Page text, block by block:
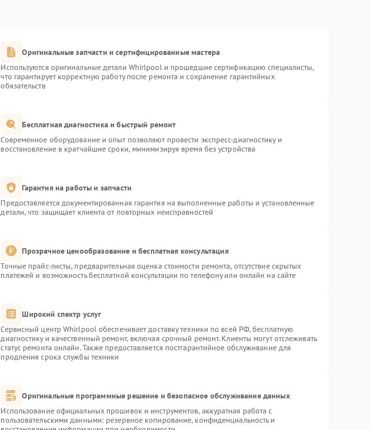
Оригинальные запчасти и сертифицированные мастера
Используются оригинальные детали Whirlpool и прошедшие сертификацию специалисты,
что гарантирует корректную работу после ремонта и сохранение гарантийных
обязательств
Бесплатная диагностика и быстрый ремонт
Современное оборудование и опыт позволяют провести экспресс-диагностику и
восстановление в кратчайшие сроки, минимизируя время без устройства
Гарантия на работы и запчасти
Предоставляется документированная гарантия на выполненные работы и установленные
детали, что защищает клиента от повторных неисправностей
Прозрачное ценообразование и бесплатная консультация
Точные прайс-листы, предварительная оценка стоимости ремонта, отсутствие скрытых
платежей и возможность бесплатной консультации по телефону или онлайн на сайте
Широкий спектр услуг
Сервисный центр Whirlpool обеспечивает доставку техники по всей РФ, бесплатную
диагностику и качественный ремонт, включая срочный ремонт. Клиенты могут отслеживать
статус ремонта онлайн. Также предоставляется постгарантийное обслуживание для
продления срока службы техники
Оригинальные программные решение и безопасное обслуживание данных
Использование официальных прошивок и инструментов, аккуратная работа с
пользовательскими данными: резервное копирование, конфиденциальность и